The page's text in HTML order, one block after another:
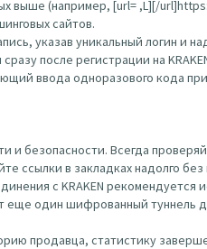
выше (например, [url= ,L][/
сайтов.
указав уникальный логин и
после регистрации на
ввода одноразового кода
и безопасности. Всегда
ссылки в закладках надолго
с KRAKEN рекомендуется
еще один шифрованный туннель
продавца, статистику